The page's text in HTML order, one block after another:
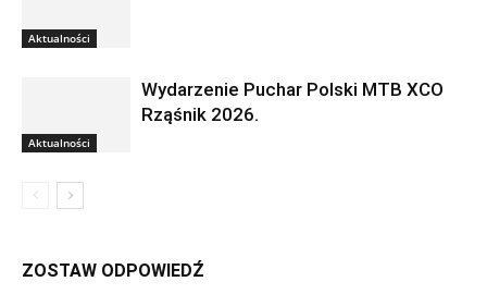
Aktualności
Aktualności
Wydarzenie Puchar Polski MTB XCO
Rząśnik 2026.
ZOSTAW ODPOWIEDŹ